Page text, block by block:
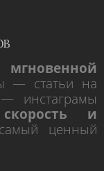
мгновенной
— статьи на
инстаграмы
скорость и
ценный